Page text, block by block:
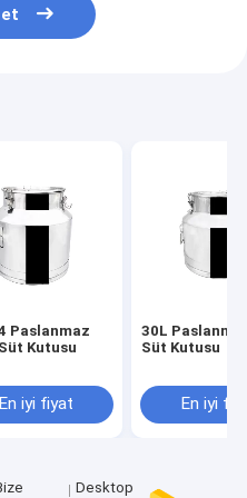
Paslanmaz
Kutusu
En iyi fiyat
30L
Süt Kutusu
En iyi
Desktop